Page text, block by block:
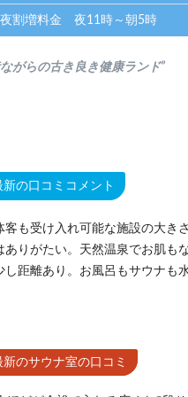
割増料金 夜11時～朝5時
がらの古き良き健康ランド”
新の口コミコメント
客も受け入れ可能な施設の大き
ありがたい。天然温泉でお肌も
し距離あり。お風呂もサウナも
新のサウナ室の口コミ